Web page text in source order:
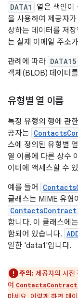
DATA1
열은 색인이
을 사용하여 제공자
상하는 데이터를 저
는 실제 이메일 주소
관례에 따라 DATA15
객체(BLOB) 데이터
유형별 열 이름
특정 유형의 행에 관
공자는
스에 정의된 유형별
열 이름에 다른 상수
이터에 액세스할 수
예를 들어
클래스는 MIME 유형이
합니다. 이 클래스에
함되어 있습니다.
일한 'data1'입니다.
주의: 제공자의 사전
여